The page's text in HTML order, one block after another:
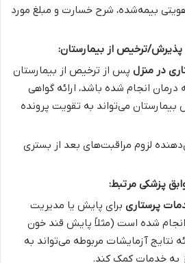
بیمه‌شده، شرح خسارت و مبلغ مورد
پذیرش/ترخیص از بیمارستان:
در منزل پس از ترخیص از بیمارستان
درمان انجام شده باشد، ارائه گواهی
می‌تواند به تقویت پرونده
لزوم مراقبت‌های بعد از بستری
پزشکی مرتبط:
پرستاری برای پایش یا مدیریت
شده است (مثلاً پایش قند خون
نتایج آزمایشات مربوطه می‌تواند به
به خدمات کمک کند.